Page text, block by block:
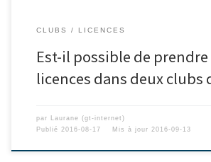
CLUBS LICENCES
Est-il possible de
licences dans deux clubs
par
Laurane (gt-internet)
Publié 2016-08-17 Mis à jour 2016-09-13